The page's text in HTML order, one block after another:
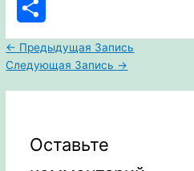
WhatsApp
Отправить
← Предыдущая Запись
Следующая Запись →
Оставьте